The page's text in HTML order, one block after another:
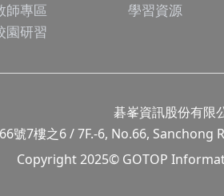
師專區
園研習
學習資源
碁峯資訊股份有限
號7樓之6 / 7F.-6, No.66,
Copyright 2025© GOTOP